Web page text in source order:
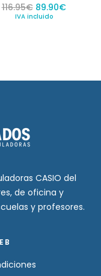
36.90€.
116.95€ El precio
89.90€El
IVA incluido
CASIO del
de oficina y
y profesores.